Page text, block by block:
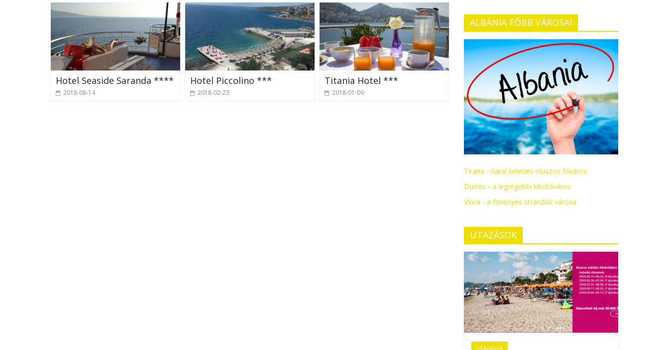
Hotel Seaside Saranda ****
2018-08-14
Hotel Piccolino ***
2018-02-23
Titania Hotel ***
2018-01-09
ALBÁNIA FŐBB VÁROSAI
Tirana - fiatal keleties-olaszos főváros
Durrës - a legrégebbi kikötőváros
Vlora - a fövenyes strandok városa
UTAZÁSOK
Utazások